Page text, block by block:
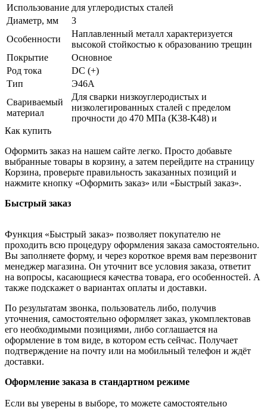
Использование для углеродистых сталей
Диаметр, мм
3
Особенности
Наплавленный металл характеризуется
высокой стойкостью к образованию трещин
Покрытие
Основное
Род тока
DC (+)
Тип
Э46А
Свариваемый
материал
Для сварки низкоуглеродистых и
низколегированных сталей с пределом
прочности до 470 МПа (К38-К48) и
Как купить
Оформить заказ на нашем сайте легко. Просто добавьте
выбранные товары в корзину, а затем перейдите на страницу
Корзина, проверьте правильность заказанных позиций и
нажмите кнопку «Оформить заказ» или «Быстрый заказ».
Быстрый заказ
Функция «Быстрый заказ» позволяет покупателю не
проходить всю процедуру оформления заказа самостоятельно.
Вы заполняете форму, и через короткое время вам перезвонит
менеджер магазина. Он уточнит все условия заказа, ответит
на вопросы, касающиеся качества товара, его особенностей. А
также подскажет о вариантах оплаты и доставки.
По результатам звонка, пользователь либо, получив
уточнения, самостоятельно оформляет заказ, укомплектовав
его необходимыми позициями, либо соглашается на
оформление в том виде, в котором есть сейчас. Получает
подтверждение на почту или на мобильный телефон и ждёт
доставки.
Оформление заказа в стандартном режиме
Если вы уверены в выборе, то можете самостоятельно